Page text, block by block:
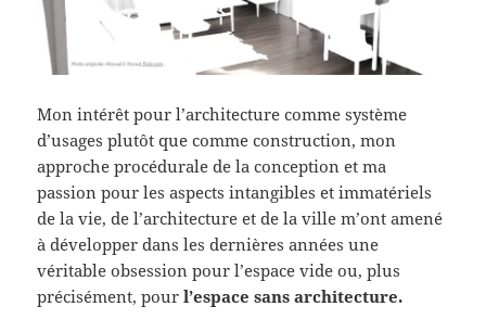
Mon intérêt pour l’architecture comme système
d’usages plutôt que comme construction, mon
approche procédurale de la conception et ma
passion pour les aspects intangibles et immatériels
de la vie, de l’architecture et de la ville m’ont amené
à développer dans les dernières années une
véritable obsession pour l’espace vide ou, plus
précisément, pourl’espace sans architecture.